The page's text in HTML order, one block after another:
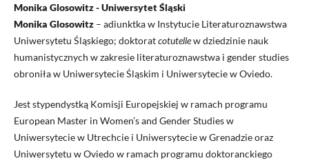
Monika Glosowitz - Uniwersytet Śląski
Monika Glosowitz– adiunktka w Instytucie Literaturoznawstwa
Uniwersytetu Śląskiego; doktoratcotutellew dziedzinie nauk
humanistycznych w zakresie literaturoznawstwa i gender studies
obroniła w Uniwersytecie Śląskim i Uniwersytecie w Oviedo.
Jest stypendystką Komisji Europejskiej w ramach programu
European Master in Women’s and Gender Studies w
Uniwersytecie w Utrechcie i Uniwersytecie w Grenadzie oraz
Uniwersytetu w Oviedo w ramach programu doktoranckiego